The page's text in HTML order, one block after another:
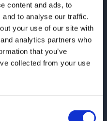
content and ads, to
to analyse our traffic.
your use of our site with
analytics partners who
that you’ve
collected from your use
ved
ombordstigningsgater